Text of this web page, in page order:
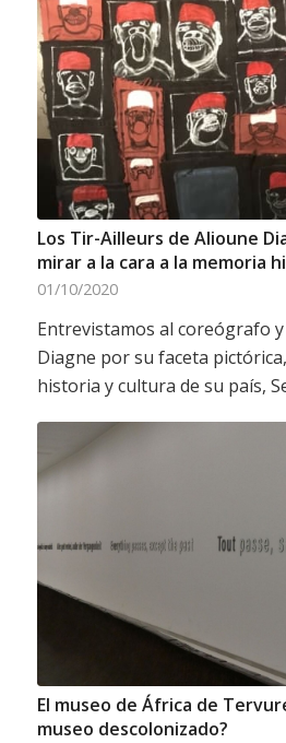
Los Tir-Ailleurs de Alioune
mirar a la cara a la memoria
01/10/2020
Entrevistamos al coreógrafo
Diagne por su faceta
historia y cultura de su país,
El museo de África de
museo descolonizado?